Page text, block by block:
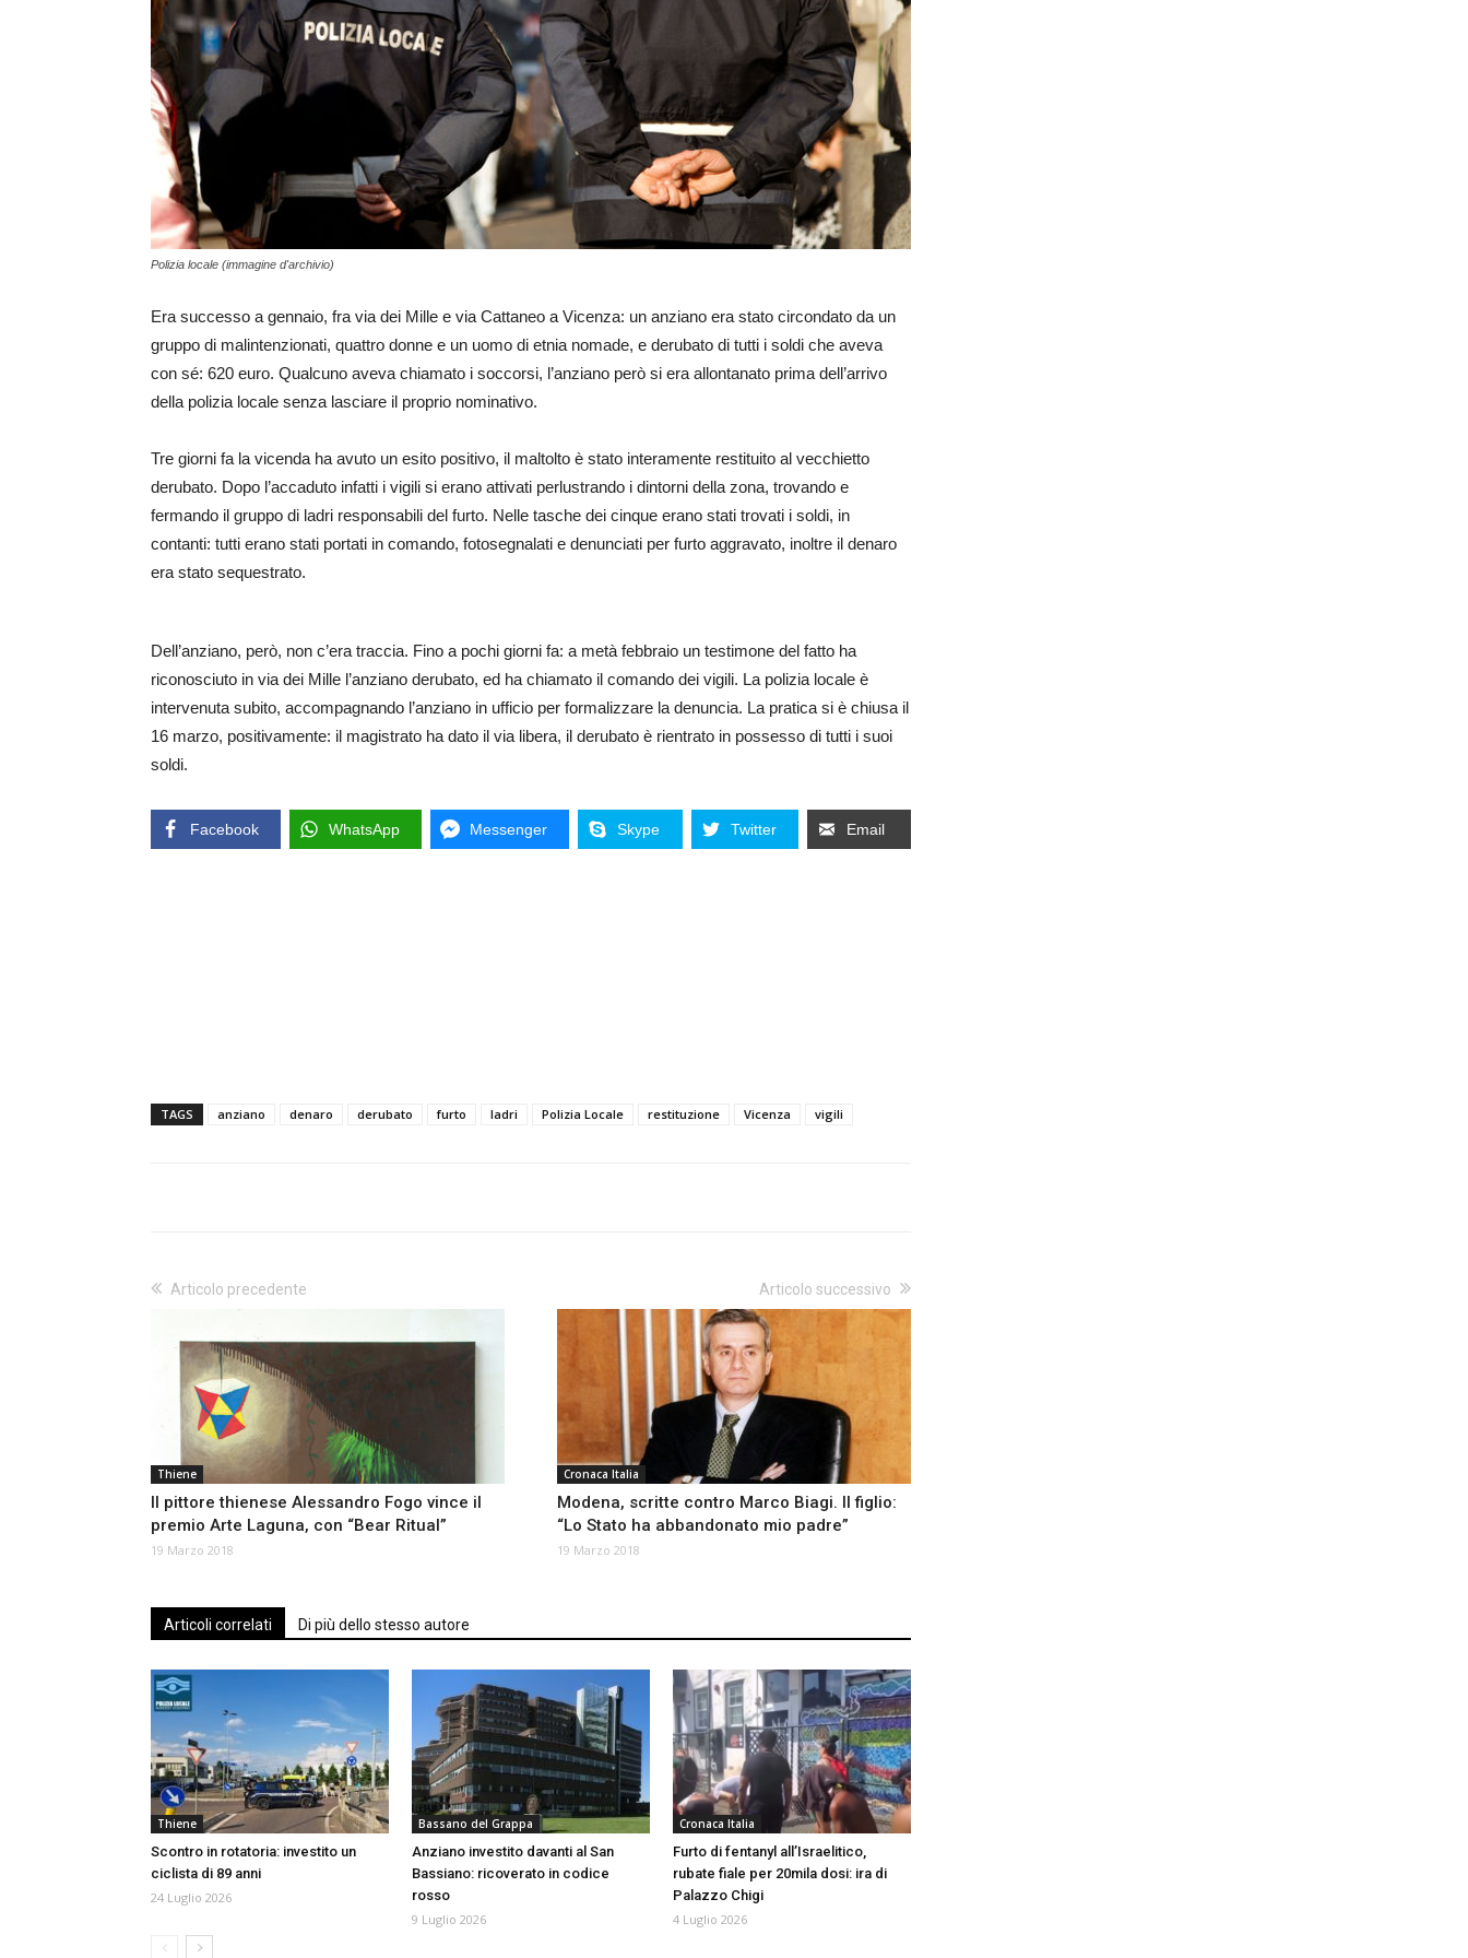
Polizia locale (immagine d'archivio)
Era successo a gennaio, fra via dei Mille e via Cattaneo a Vicenza: un anziano era stato circondato da un
gruppo di malintenzionati, quattro donne e un uomo di etnia nomade, e derubato di tutti i soldi che aveva
con sé: 620 euro. Qualcuno aveva chiamato i soccorsi, l’anziano però si era allontanato prima dell’arrivo
della polizia locale senza lasciare il proprio nominativo.
Tre giorni fa la vicenda ha avuto un esito positivo, il maltolto è stato interamente restituito al vecchietto
derubato. Dopo l’accaduto infatti i vigili si erano attivati perlustrando i dintorni della zona, trovando e
fermando il gruppo di ladri responsabili del furto. Nelle tasche dei cinque erano stati trovati i soldi, in
contanti: tutti erano stati portati in comando, fotosegnalati e denunciati per furto aggravato, inoltre il denaro
era stato sequestrato.
Dell’anziano, però, non c’era traccia. Fino a pochi giorni fa: a metà febbraio un testimone del fatto ha
riconosciuto in via dei Mille l’anziano derubato, ed ha chiamato il comando dei vigili. La polizia locale è
intervenuta subito, accompagnando l’anziano in ufficio per formalizzare la denuncia. La pratica si è chiusa il
16 marzo, positivamente: il magistrato ha dato il via libera, il derubato è rientrato in possesso di tutti i suoi
soldi.
Facebook WhatsApp Messenger Skype Twitter Email
TAGS anziano denaro derubato furto ladri Polizia Locale restituzione Vicenza vigili
Articolo precedente
Thiene
Il pittore thienese Alessandro Fogo vince il
premio Arte Laguna, con “Bear Ritual”
19 Marzo 2018
Articolo successivo
Cronaca Italia
Modena, scritte contro Marco Biagi. Il figlio:
“Lo Stato ha abbandonato mio padre”
19 Marzo 2018
Articoli correlati Di più dello stesso autore
Thiene
Scontro in rotatoria: investito un
ciclista di 89 anni
24 Luglio 2026
Bassano del Grappa
Anziano investito davanti al San
Bassiano: ricoverato in codice
rosso
9 Luglio 2026
Cronaca Italia
Furto di fentanyl all’Israelitico,
rubate fiale per 20mila dosi: ira di
Palazzo Chigi
4 Luglio 2026